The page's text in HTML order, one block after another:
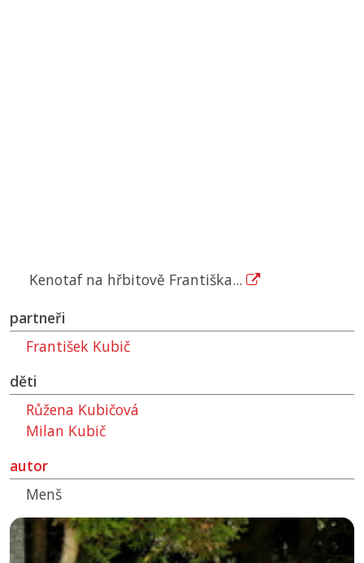
Kenotaf na hřbitově Františka...
partneři
František Kubič
děti
Růžena Kubičová
Milan Kubič
autor
Menš